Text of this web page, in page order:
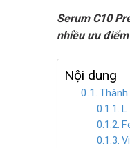
Serum C10
nhiều ưu
Nội dung